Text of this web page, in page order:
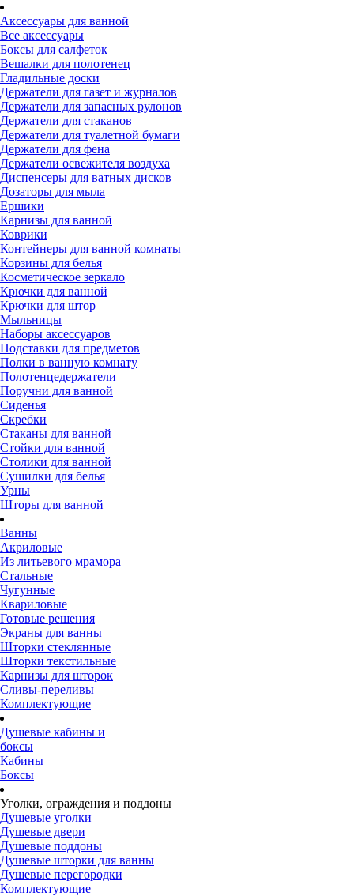
Аксессуары для ванной
Все аксессуары
Боксы для салфеток
Вешалки для полотенец
Гладильные доски
Держатели для газет и журналов
Держатели для запасных рулонов
Держатели для стаканов
Держатели для туалетной бумаги
Держатели для фена
Держатели освежителя воздуха
Диспенсеры для ватных дисков
Дозаторы для мыла
Ершики
Карнизы для ванной
Коврики
Контейнеры для ванной комнаты
Корзины для белья
Косметическое зеркало
Крючки для ванной
Крючки для штор
Мыльницы
Наборы аксессуаров
Подставки для предметов
Полки в ванную комнату
Полотенцедержатели
Поручни для ванной
Сиденья
Скребки
Стаканы для ванной
Стойки для ванной
Столики для ванной
Сушилки для белья
Урны
Шторы для ванной
Ванны
Акриловые
Из литьевого мрамора
Стальные
Чугунные
Квариловые
Готовые решения
Экраны для ванны
Шторки стеклянные
Шторки текстильные
Карнизы для шторок
Сливы-переливы
Комплектующие
Душевые кабины и
боксы
Кабины
Боксы
Уголки, ограждения и поддоны
Душевые уголки
Душевые двери
Душевые поддоны
Душевые шторки для ванны
Душевые перегородки
Комплектующие